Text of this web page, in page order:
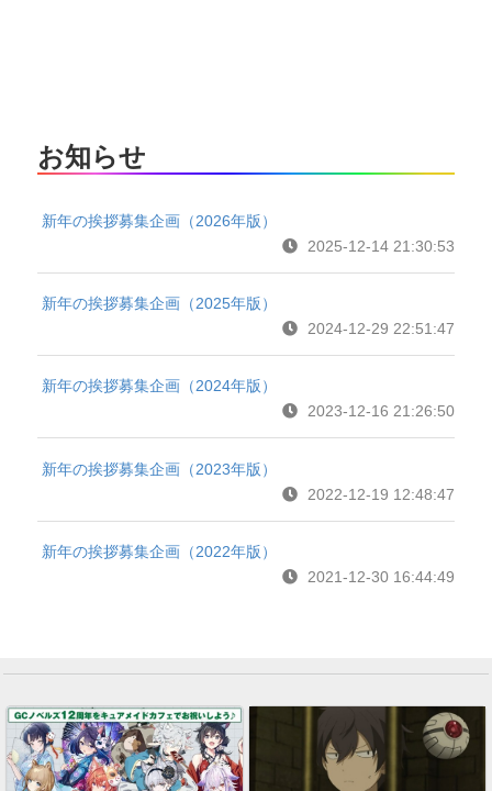
お知らせ
新年の挨拶募集企画（2026年版）
2025-12-14 21:30:53
新年の挨拶募集企画（2025年版）
2024-12-29 22:51:47
新年の挨拶募集企画（2024年版）
2023-12-16 21:26:50
新年の挨拶募集企画（2023年版）
2022-12-19 12:48:47
新年の挨拶募集企画（2022年版）
2021-12-30 16:44:49